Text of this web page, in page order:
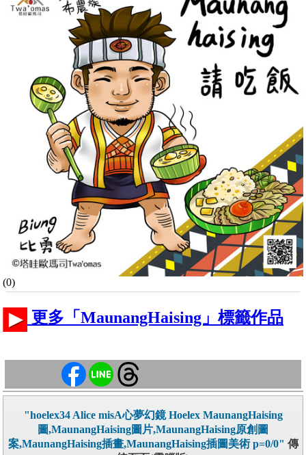
(0)
更多「MaunangHaising」標籤作品
"hoelex34 Alice misA心夢幻鏡 Hoelex MaunangHaising
圖,MaunangHaising圖片,MaunangHaising原創圖
案,MaunangHaising插畫,MaunangHaising插圖美術 p=0/0" 傳